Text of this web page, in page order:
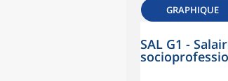
GRAPHIQUE
SAL G1 -